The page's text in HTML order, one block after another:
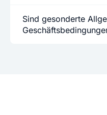
Sind gesonderte